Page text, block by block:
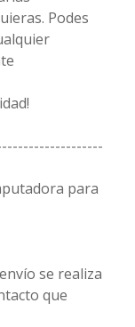
Podes
para
se realiza
que